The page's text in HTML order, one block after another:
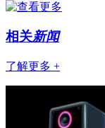
相关新闻
了解更多 +